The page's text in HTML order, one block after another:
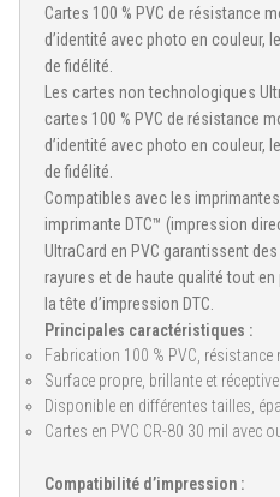
Cartes 100 % PVC de résistance
d’identité avec photo en couleur,
de fidélité.
Les cartes non technologiques
cartes 100 % PVC de résistance
d’identité avec photo en couleur,
de fidélité.
Compatibles avec les
imprimante DTC™ (impression
UltraCard en PVC garantissent
rayures et de haute qualité tout
la tête d’impression DTC.
Principales caractéristiques :
Fabrication 100 % PVC, résistance
Surface propre, brillante et
Disponible en différentes tailles,
Cartes en PVC CR-80 30 mil avec
Compatibilité d’impression :